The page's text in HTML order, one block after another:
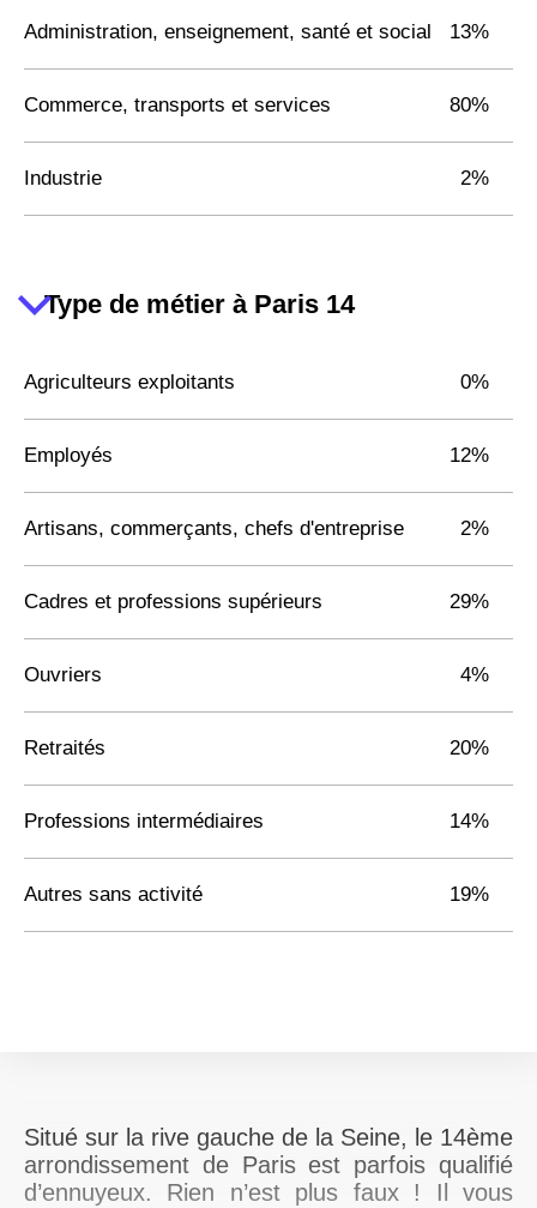
Administration, enseignement, santé et social 13%
Commerce, transports et services 80%
Industrie 2%
Type de métier à Paris 14
Agriculteurs exploitants 0%
Employés 12%
Artisans, commerçants, chefs d'entreprise 2%
Cadres et professions supérieurs 29%
Ouvriers 4%
Retraités 20%
Professions intermédiaires 14%
Autres sans activité 19%
Situé sur la rive gauche de la Seine, le 14ème
arrondissement de Paris est parfois qualifié
d’ennuyeux. Rien n’est plus faux ! Il vous